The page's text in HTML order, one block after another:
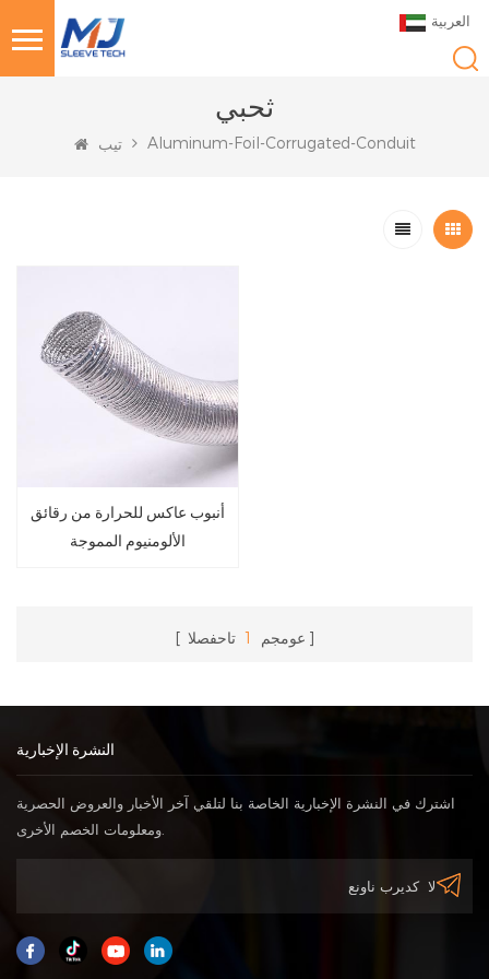
العربية
ثحبي
تيب Aluminum-Foil-Corrugated-Conduit
أنبوب عاكس للحرارة من رقائق
الألومنيوم المموجة
عومجم 1 تاحفصلا
النشرة الإخبارية
اشترك في النشرة الإخبارية الخاصة بنا لتلقي آخر الأخبار والعروض الحصرية
ومعلومات الخصم الأخرى.